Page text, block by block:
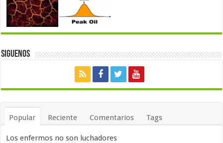
Siguenos
Popular Reciente Comentarios Tags
Los enfermos no son luchadores